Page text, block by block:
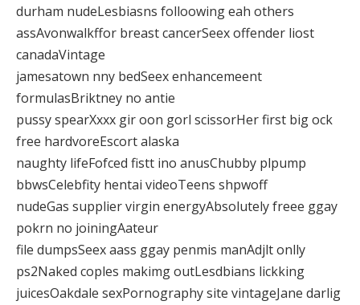
durham nudeLesbiasns folloowing eah others
assAvonwalkffor breast cancerSeex offender liost
canadaVintage
jamesatown nny bedSeex enhancemeent
formulasBriktney no antie
pussy spearXxxx gir oon gorl scissorHer first big ock
free hardvoreEscort alaska
naughty lifeFofced fistt ino anusChubby plpump
bbwsCelebfity hentai videoTeens shpwoff
nudeGas supplier virgin energyAbsolutely freee ggay
pokrn no joiningAateur
file dumpsSeex aass ggay penmis manAdjlt onlly
ps2Naked coples makimg outLesdbians lickking
juicesOakdale sexPornography site vintageJane darlig